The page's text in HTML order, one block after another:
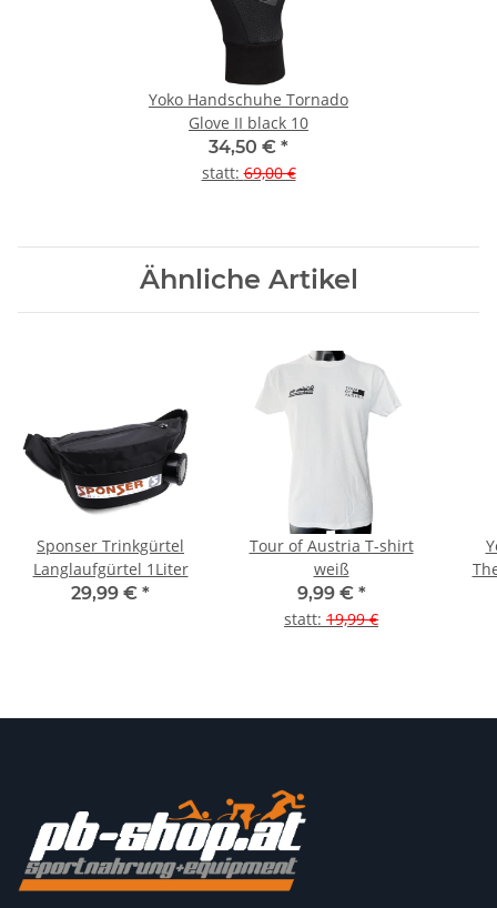
Yoko Handschuhe Tornado
Glove II black 10
34,50 € *
statt:69,00 €
Ähnliche Artikel
Sponser Trinkgürtel
Langlaufgürtel 1Liter
29,99 € *
Tour of Austria T-shirt
weiß
9,99 € *
statt: 19,99 €